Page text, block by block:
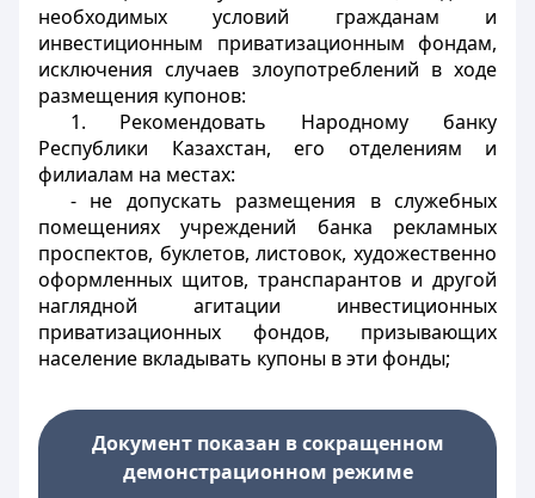
необходимых условий гражданам и
инвестиционным приватизационным фондам,
исключения случаев злоупотреблений в ходе
размещения купонов:
1. Рекомендовать Народному банку
Республики Казахстан, его отделениям и
филиалам на местах:
- не допускать размещения в служебных
помещениях учреждений банка рекламных
проспектов, буклетов, листовок, художественно
оформленных щитов, транспарантов и другой
наглядной агитации инвестиционных
приватизационных фондов, призывающих
население вкладывать купоны в эти фонды;
Документ показан в сокращенном
демонстрационном режиме